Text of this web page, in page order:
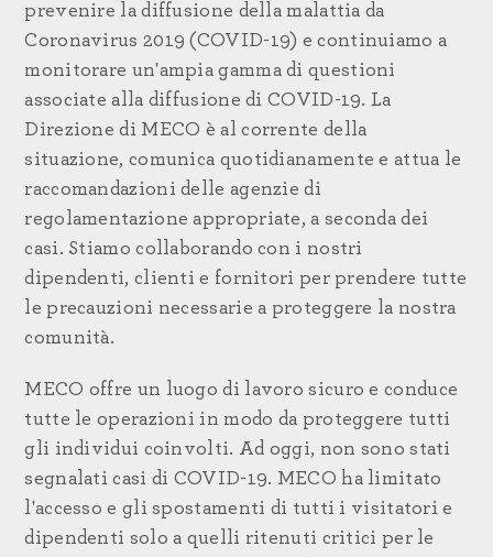
prevenire la diffusione della malattia da
Coronavirus 2019 (COVID-19) e continuiamo a
monitorare un'ampia gamma di questioni
associate alla diffusione di COVID-19. La
Direzione di MECO è al corrente della
situazione, comunica quotidianamente e attua le
raccomandazioni delle agenzie di
regolamentazione appropriate, a seconda dei
casi. Stiamo collaborando con i nostri
dipendenti, clienti e fornitori per prendere tutte
le precauzioni necessarie a proteggere la nostra
comunità.
MECO offre un luogo di lavoro sicuro e conduce
tutte le operazioni in modo da proteggere tutti
gli individui coinvolti. Ad oggi, non sono stati
segnalati casi di COVID-19. MECO ha limitato
l'accesso e gli spostamenti di tutti i visitatori e
dipendenti solo a quelli ritenuti critici per le